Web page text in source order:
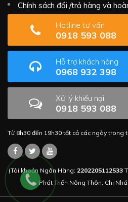
Chính sách đổi /trả hàng và
Hotline tư vấn
0918 593 088
Hỗ trợ khách hàng
0968 932 398
Xử lý khiếu nại
0918 593 088
Từ 8h30 đến 19h30 tất cả các ngày trong
(Tài khoản Ngân Hàng: 2202205112533
Phát Triển Nông Thôn, Chi